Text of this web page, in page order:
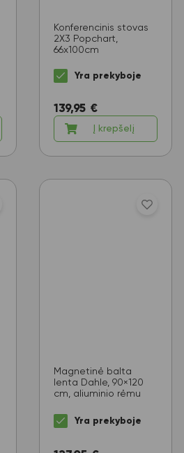
Konferencinis stovas
2X3 Popchart,
66x100cm
Yra prekyboje
139,95 €
Į krepšelį
Magnetinė balta
lenta Dahle, 90×120
cm, aliuminio rėmu
Yra prekyboje